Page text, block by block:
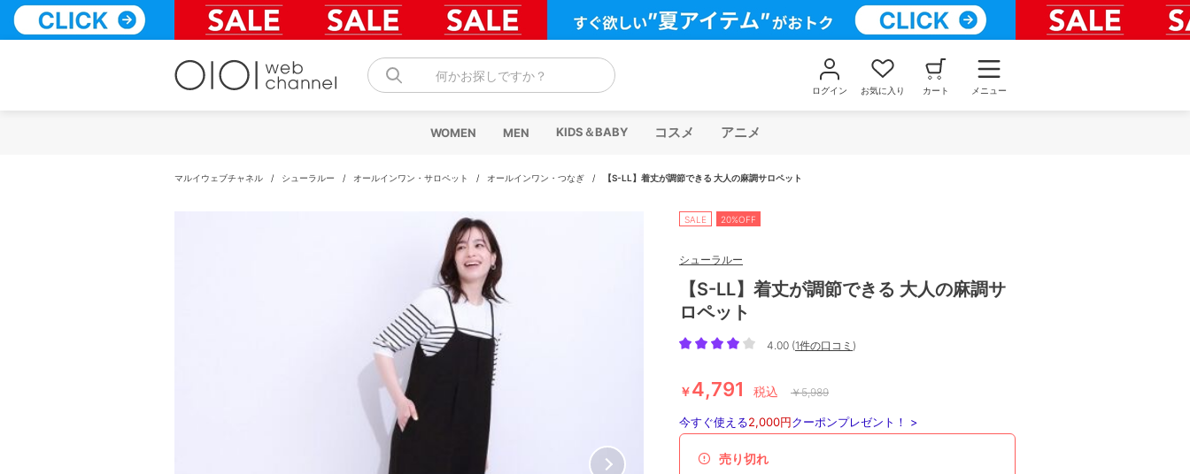
テ
何かお探しですか？
ログイン お気に入り カート メニュー
WOMEN MEN KIDS＆BABY コスメ アニメ
マルイウェブチャネル / シューラルー / オールインワン・サロペット / オールインワン・つなぎ / 【S-LL】着丈が調節できる 大人の麻調サロペット
SALE 20%OFF
シューラルー
【S-LL】着丈が調節できる 大人の麻調サ
ロペット
4.00 (1件の口コミ )
￥4,791 税込 ￥5,989
今すぐ使える2,000円クーポンプレゼント！ >
売り切れ